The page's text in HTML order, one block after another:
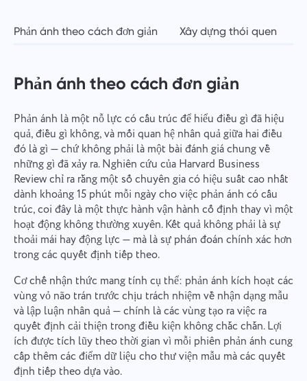
Phản ánh theo cách đơn giản Xây dựng thói quen
Phản ánh theo cách đơn giản
Phản ánh là một nỗ lực có cấu trúc để hiểu điều gì đã hiệu
quả, điều gì không, và mối quan hệ nhân quả giữa hai điều
đó là gì — chứ không phải là một bài đánh giá chung về
những gì đã xảy ra. Nghiên cứu của Harvard Business
Review chỉ ra rằng một số chuyên gia có hiệu suất cao nhất
dành khoảng 15 phút mỗi ngày cho việc phản ánh có cấu
trúc, coi đây là một thực hành vận hành cố định thay vì một
hoạt động không thường xuyên. Kết quả không phải là sự
thoải mái hay động lực — mà là sự phán đoán chính xác hơn
trong các quyết định tiếp theo.
Cơ chế nhận thức mang tính cụ thể: phản ánh kích hoạt các
vùng vỏ não trán trước chịu trách nhiệm về nhận dạng mẫu
và lập luận nhân quả — chính là các vùng tạo ra việc ra
quyết định cải thiện trong điều kiện không chắc chắn. Lợi
ích được tích lũy theo thời gian vì mỗi phiên phản ánh cung
cấp thêm các điểm dữ liệu cho thư viện mẫu mà các quyết
định tiếp theo dựa vào.